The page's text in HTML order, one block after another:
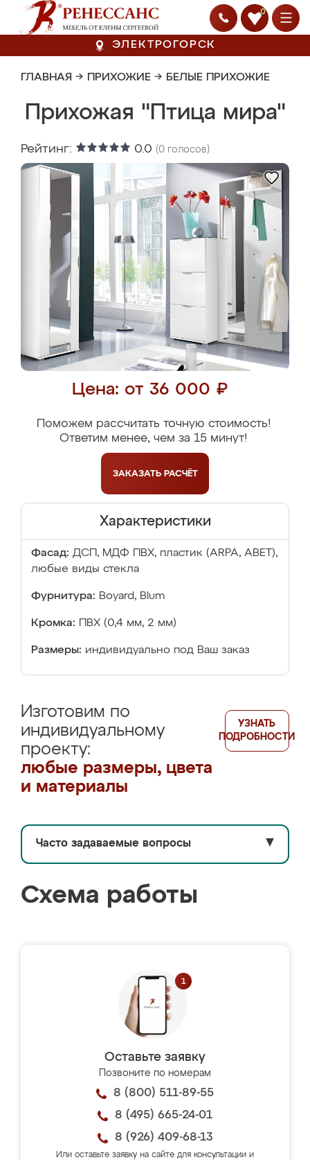
0
ЭЛЕКТРОГОРСК
ГЛАВНАЯ → ПРИХОЖИЕ → БЕЛЫЕ ПРИХОЖИЕ
Прихожая "Птица мира"
Рейтинг: 0.0 (0 голосов)
Цена: от 36 000 ₽
Поможем рассчитать точную стоимость!
Ответим менее, чем за 15 минут!
ЗАКАЗАТЬ РАСЧЁТ
Характеристики
Фасад: ДСП, МДФ ПВХ, пластик (ARPA, ABET),
любые виды стекла
Фурнитура: Boyard, Blum
Кромка: ПВХ (0,4 мм, 2 мм)
Размеры: индивидуально под Ваш заказ
Изготовим по
индивидуальному
проекту:
любые размеры, цвета
и материалы
УЗНАТЬ
ПОДРОБНОСТИ
Часто задаваемые вопросы ▼
Схема работы
Оставьте заявку
Позвоните по номерам
8 (800) 511-89-55
8 (495) 665-24-01
8 (926) 409-68-13
Или оставьте заявку на сайте для консультации и